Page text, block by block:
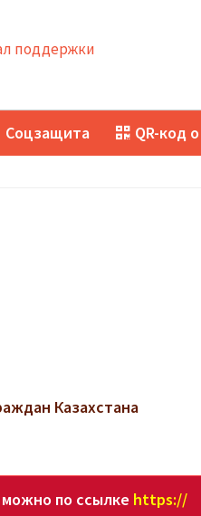
поддержки
Соцзащита QR-код
Казахстана
по ссылке https://